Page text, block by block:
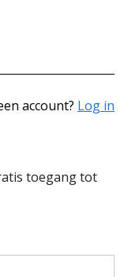
account? Log in
toegang tot